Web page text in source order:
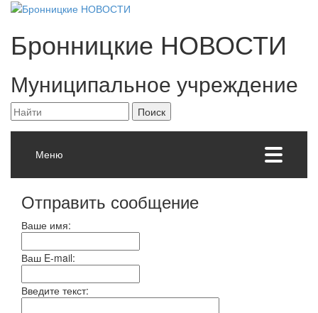
Бронницкие НОВОСТИ
Муниципальное учреждение
Меню
Отправить сообщение
Ваше имя:
Ваш E-mail:
Введите текст: